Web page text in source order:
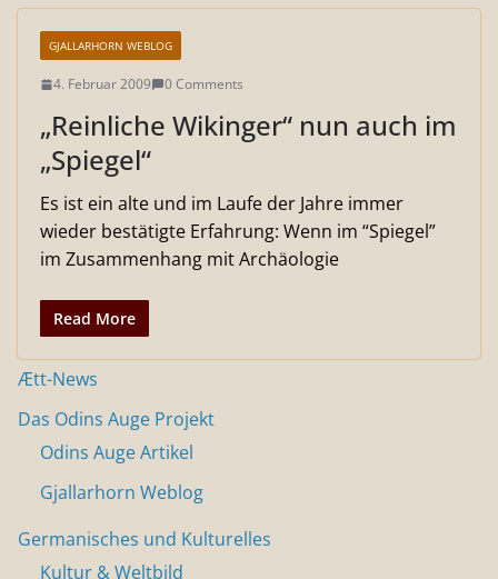
GJALLARHORN WEBLOG
4. Februar 2009 0 Comments
„Reinliche Wikinger“ nun auch im
„Spiegel“
Es ist ein alte und im Laufe der Jahre immer
wieder bestätigte Erfahrung: Wenn im “Spiegel”
im Zusammenhang mit Archäologie
Read More
Ætt-News
Das Odins Auge Projekt
Odins Auge Artikel
Gjallarhorn Weblog
Germanisches und Kulturelles
Kultur & Weltbild